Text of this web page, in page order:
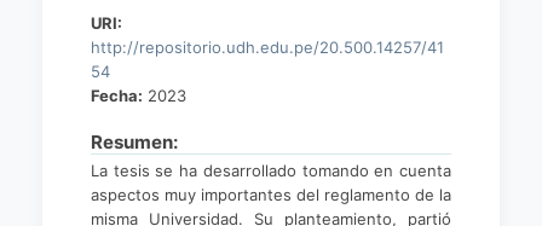
URI:
http://repositorio.udh.edu.pe/20.500.14257/41
54
Fecha: 2023
Resumen:
La tesis se ha desarrollado tomando en cuenta
aspectos muy importantes del reglamento de la
misma Universidad. Su planteamiento, partió